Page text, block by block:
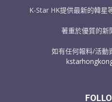
K-Star HK提供最新的韓星
著重於優質的新
如有任何報料/活動